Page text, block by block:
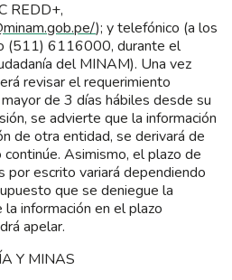
REDD+,
); y telefónico (a los
6116000, durante el
del MINAM). Una vez
revisar el requerimiento
de 3 días hábiles desde su
se advierte que la información
de otra entidad, se derivará de
Asimismo, el plazo de
escrito variará dependiendo
que se deniegue la
información en el plazo
apelar.
Y MINAS